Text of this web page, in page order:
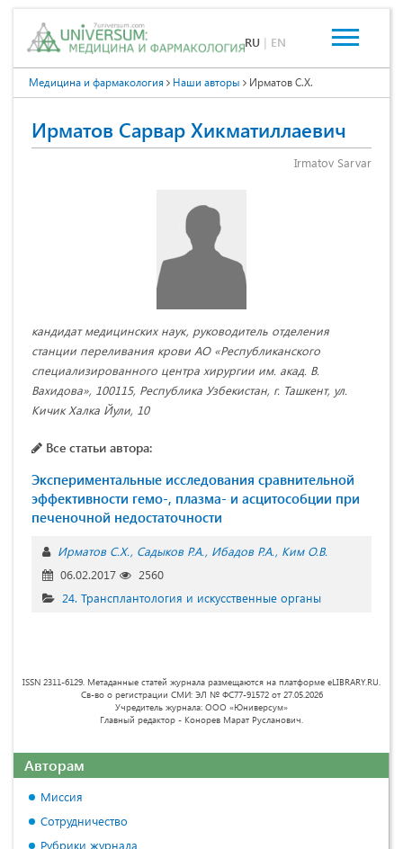
RU | EN
Медицина и фармакология Наши авторы Ирматов С.Х.
Ирматов Сарвар Хикматиллаевич
Irmatov Sarvar
кандидат медицинских наук, руководитель отделения
станции переливания крови АО «Республиканского
специализированного центра хирургии им. акад. В.
Вахидова», 100115, Республика Узбекистан, г. Ташкент, ул.
Кичик Халка Йули, 10
Все статьи автора:
Экспериментальные исследования сравнительной
эффективности гемо-, плазма- и асцитособции при
печеночной недостаточности
Ирматов С.Х. Садыков Р.А. Ибадов Р.А. Ким О.В.
06.02.2017
2560
24. Трансплантология и искусственные органы
ISSN 2311-6129. Метаданные статей журнала размещаются на платформе eLIBRARY.RU.
Св-во о регистрации СМИ: ЭЛ № ФС77-91572 от 27.05.2026
Учредитель журнала: ООО «Юниверсум»
Главный редактор - Конорев Марат Русланович.
Авторам
Миссия
Сотрудничество
Рубрики журнала